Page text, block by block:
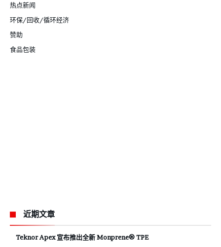
热点新闻
环保/回收/循环经济
赞助
食品包装
近期文章
Teknor Apex 宣布推出全新 Monprene® TPE